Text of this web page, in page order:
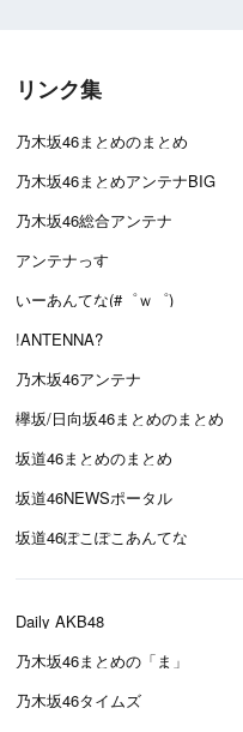
リンク集
乃木坂46まとめのまとめ
乃木坂46まとめアンテナBIG
乃木坂46総合アンテナ
アンテナっす
いーあんてな(#゜ｗ゜)
!ANTENNA?
乃木坂46アンテナ
欅坂/日向坂46まとめのまとめ
坂道46まとめのまとめ
坂道46NEWSポータル
坂道46ぽこぽこあんてな
Daily AKB48
乃木坂46まとめの「ま」
乃木坂46タイムズ